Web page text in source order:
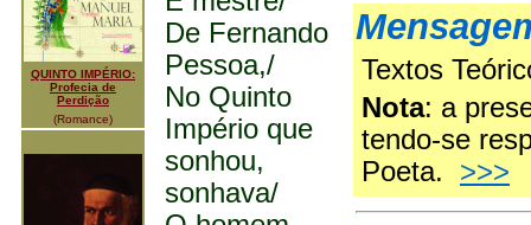
QUINTO IMPÉRIO:
Profecia de
Perdição
(Romance)
De Fernando
Pessoa,/
No Quinto
Império que
sonhou,
sonhava/
Textos
Nota: a
tendo-se
Poeta.
>>>